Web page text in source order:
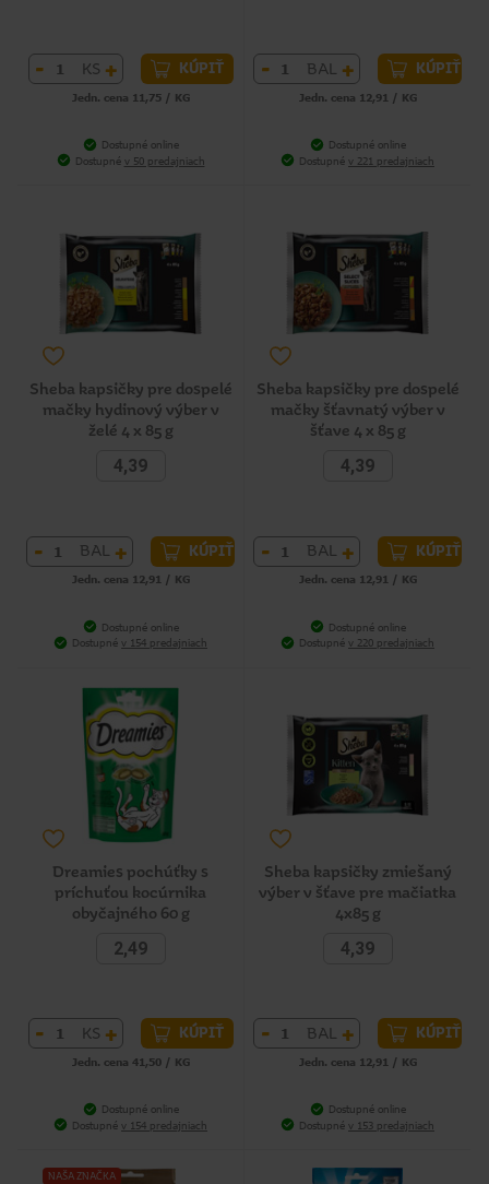
- KS + KÚPIŤ
Jedn. cena 11,75 / KG
Dostupné online
Dostupné v 50 predajniach
- BAL + KÚPIŤ
Jedn. cena 12,91 / KG
Dostupné online
Dostupné v 221 predajniach
Sheba kapsičky pre dospelé
mačky hydinový výber v
želé 4 x 85 g
4,39
- BAL + KÚPIŤ
Jedn. cena 12,91 / KG
Dostupné online
Dostupné v 154 predajniach
Sheba kapsičky pre dospelé
mačky šťavnatý výber v
šťave 4 x 85 g
4,39
- BAL + KÚPIŤ
Jedn. cena 12,91 / KG
Dostupné online
Dostupné v 220 predajniach
Dreamies pochúťky s
príchuťou kocúrnika
obyčajného 60 g
2,49
- KS + KÚPIŤ
Jedn. cena 41,50 / KG
Dostupné online
Dostupné v 154 predajniach
Sheba kapsičky zmiešaný
výber v šťave pre mačiatka
4x85 g
4,39
- BAL + KÚPIŤ
Jedn. cena 12,91 / KG
Dostupné online
Dostupné v 153 predajniach
NAŠA ZNAČKA